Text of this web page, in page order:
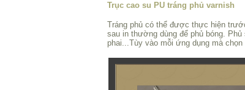
Trục cao su PU tráng phủ varnish
Tráng phủ có thể được thực hiện
sau in thường dùng để phủ bóng.
phai...Tùy vào mỗi ứng dụng mà